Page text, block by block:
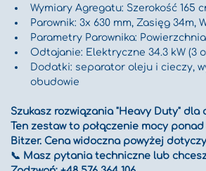
Wymiary Agregatu: Szerokość 165
Parownik: 3x 630 mm, Zasięg 34m,
Parametry Parownika:
Odtajanie: Elektryczne 34.3 kW (3
Dodatki: separator oleju i cieczy,
obudowie
Szukasz rozwiązania "Heavy Duty" dla
Ten zestaw to połączenie mocy
Bitzer. Cena widoczna powyżej
📞 Masz pytania techniczne lub